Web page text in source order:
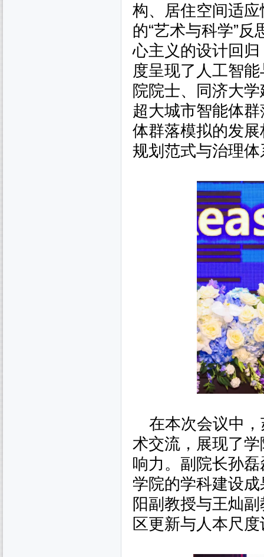
构、居住空间适
的“艺术与科学”
心主义的设计回
度呈现了人工智
院院士、同济大
超大城市智能体
体群落模拟的发
规划范式与治理
在本次会议中
术交流，展现了
响力。副院长孙
学院的学科建设
阳副教授与王灿
区更新与人本尺